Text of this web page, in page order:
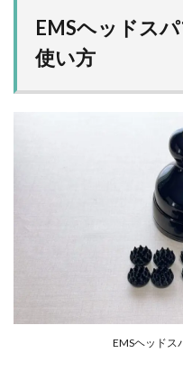
EMSヘッドス
使い方
EMSヘッドス